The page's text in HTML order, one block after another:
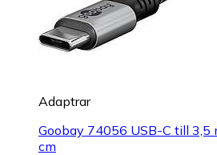
Adaptrar
Goobay 74056 USB-C till 3,5
cm